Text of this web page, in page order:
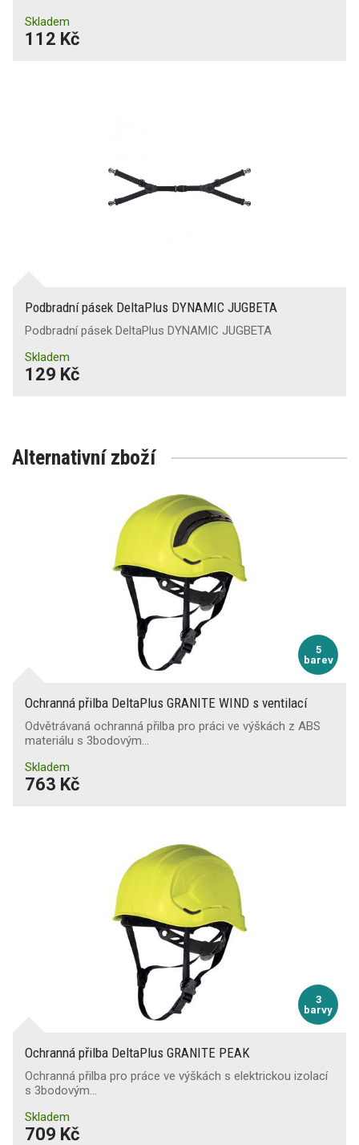
Skladem
112 Kč
Podbradní pásek DeltaPlus DYNAMIC JUGBETA
Podbradní pásek DeltaPlus DYNAMIC JUGBETA
Skladem
129 Kč
Alternativní zboží
5
barev
Ochranná přilba DeltaPlus GRANITE WIND s ventilací
Odvětrávaná ochranná přilba pro práci ve výškách z ABS
materiálu s 3bodovým…
Skladem
763 Kč
3
barvy
Ochranná přilba DeltaPlus GRANITE PEAK
Ochranná přilba pro práce ve výškách s elektrickou izolací
s 3bodovým…
Skladem
709 Kč